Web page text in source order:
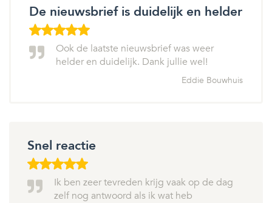
De nieuwsbrief is duidelijk en helder
Ook de laatste nieuwsbrief was weer
helder en duidelijk. Dank jullie wel!
Eddie Bouwhuis
Snel reactie
Ik ben zeer tevreden krijg vaak op de dag
zelf nog antwoord als ik wat heb